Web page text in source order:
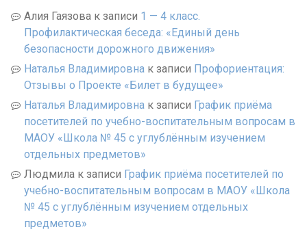
Алия Гаязова к записи 1 — 4 класс.
Профилактическая беседа: «Единый день
безопасности дорожного движения»
Наталья Владимировна к записи Профориентация:
Отзывы о Проекте «Билет в будущее»
Наталья Владимировна к записи График приёма
посетителей по учебно-воспитательным вопросам в
МАОУ «Школа № 45 с углублённым изучением
отдельных предметов»
Людмила к записи График приёма посетителей по
учебно-воспитательным вопросам в МАОУ «Школа
№ 45 с углублённым изучением отдельных
предметов»